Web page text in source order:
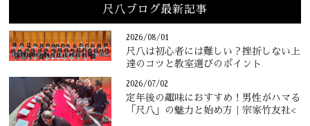
尺八ブログ最新記事
2026/08/01
尺八は初心者には難しい？挫折しない上
達のコツと教室選びのポイント
2026/07/02
定年後の趣味におすすめ！男性がハマる
「尺八」の魅力と始め方｜宗家竹友社<